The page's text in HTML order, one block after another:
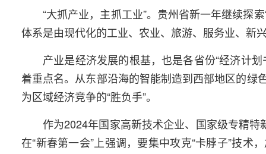
“大抓产业，主抓工业”。贵州省新一年继续探
体系是由现代化的工业、农业、旅游、服务业、新
产业是经济发展的根基，也是各省份“经济计
着重点名。从东部沿海的智能制造到西部地区的绿
为区域经济竞争的“胜负手”。
作为2024年国家高新技术企业、国家级专精
在“新春第一会”上强调，要集中攻克“卡脖子”技